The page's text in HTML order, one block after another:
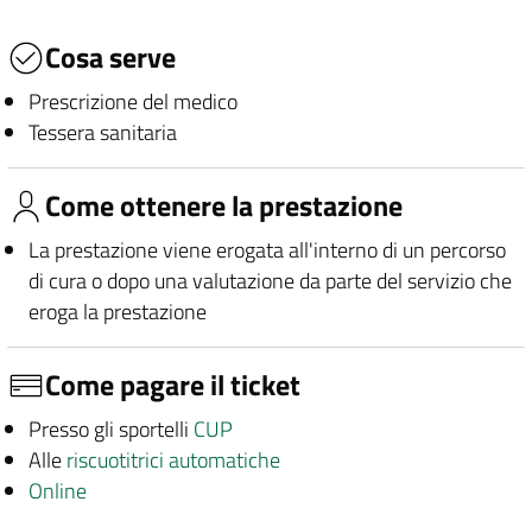
Cosa serve
Prescrizione del medico
Tessera sanitaria
Come ottenere la prestazione
La prestazione viene erogata all'interno di un percorso
di cura o dopo una valutazione da parte del servizio che
eroga la prestazione
Come pagare il ticket
Presso gli sportelli CUP
Alleriscuotitrici automatiche
Online